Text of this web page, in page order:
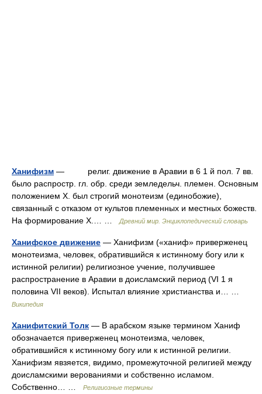
Ханифизм — религ. движение в Аравии в 6 1 й пол. 7 вв.
было распростр. гл. обр. среди земледельч. племен. Основным
положением Х. был строгий монотеизм (единобожие),
связанный с отказом от культов племенных и местных божеств.
На формирование Х.… …
Древний мир. Энциклопедический словарь
Ханифское движение — Ханифизм («ханиф» приверженец
монотеизма, человек, обратившийся к истинному богу или к
истинной религии) религиозное учение, получившее
распространение в Аравии в доисламский период (VI 1 я
половина VII веков). Испытал влияние христианства и… …
Википедия
Ханифитский Толк — В арабском языке термином Ханиф
обозначается приверженец монотеизма, человек,
обратившийся к истинному богу или к истинной религии.
Ханифизм явзяется, видимо, промежуточной религией между
доисламскими верованиями и собственно исламом.
Собственно… …
Религиозные термины